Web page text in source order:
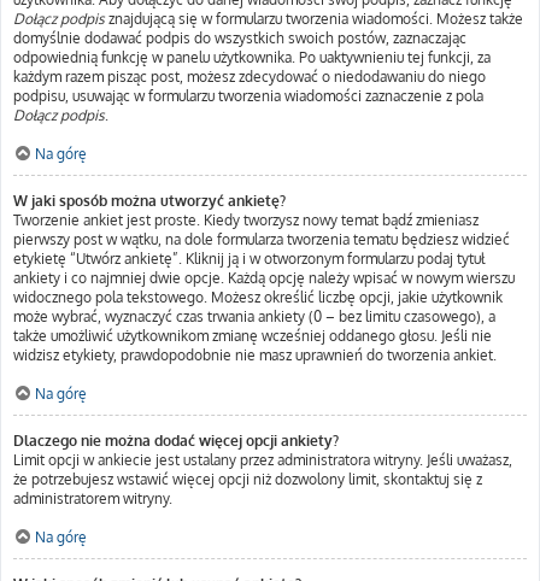
Dołącz podpis znajdującą się w formularzu tworzenia wiadomości. Możesz także
domyślnie dodawać podpis do wszystkich swoich postów, zaznaczając
odpowiednią funkcję w panelu użytkownika. Po uaktywnieniu tej funkcji, za
każdym razem pisząc post, możesz zdecydować o niedodawaniu do niego
podpisu, usuwając w formularzu tworzenia wiadomości zaznaczenie z pola
Dołącz podpis.
Na górę
W jaki sposób można utworzyć ankietę?
Tworzenie ankiet jest proste. Kiedy tworzysz nowy temat bądź zmieniasz
pierwszy post w wątku, na dole formularza tworzenia tematu będziesz widzieć
etykietę “Utwórz ankietę”. Kliknij ją i w otworzonym formularzu podaj tytuł
ankiety i co najmniej dwie opcje. Każdą opcję należy wpisać w nowym wierszu
widocznego pola tekstowego. Możesz określić liczbę opcji, jakie użytkownik
może wybrać, wyznaczyć czas trwania ankiety (0 – bez limitu czasowego), a
także umożliwić użytkownikom zmianę wcześniej oddanego głosu. Jeśli nie
widzisz etykiety, prawdopodobnie nie masz uprawnień do tworzenia ankiet.
Na górę
Dlaczego nie można dodać więcej opcji ankiety?
Limit opcji w ankiecie jest ustalany przez administratora witryny. Jeśli uważasz,
że potrzebujesz wstawić więcej opcji niż dozwolony limit, skontaktuj się z
administratorem witryny.
Na górę